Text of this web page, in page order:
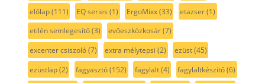
előlap(111) EQ series (1) ErgoMixx(33) etazser(1)
etilén semlegesítő(3) evőeszközkosár(7)
excenter csiszoló(7) extra mélytepsi (2) ezüst(45)
ezüstlap(2) fagyasztó(152) fagylalt(4) fagylaltkészítő(6)